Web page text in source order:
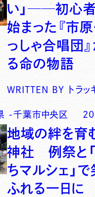
い」──初心
始まった『市
っしゃ合唱団
る命の物語
WRITTEN BY トラッ
-千葉市中央区
地域の絆を育
神社 例祭と
ちマルシェ」
ふれる一日に